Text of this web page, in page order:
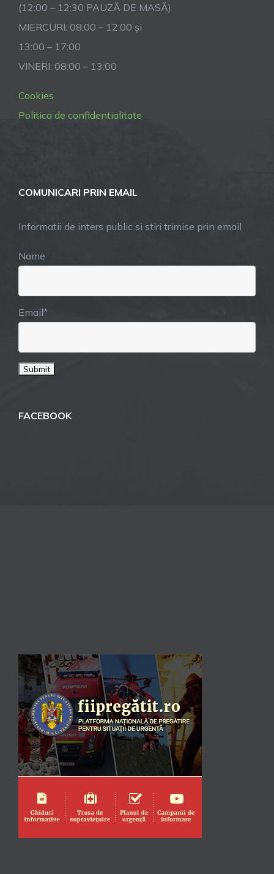
(12:00 – 12:30 PAUZĂ DE MASĂ)
MIERCURI: 08:00 – 12:00 și
13:00 – 17:00
VINERI: 08:00 – 13:00
Cookies
Politica de confidentialitate
COMUNICARI PRIN EMAIL
Informatii de inters public si stiri trimise prin email
Name
Email*
FACEBOOK